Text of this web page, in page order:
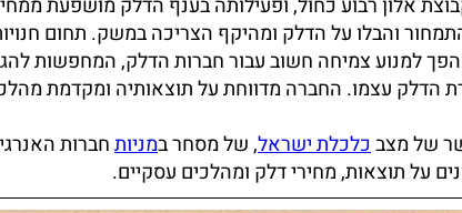
אלון רבוע כחול, ופעילותה בענף הדלק מושפעת
והבלו על הדלק ומהיקף הצריכה במשק. תחום
למנוע צמיחה חשוב עבור חברות הדלק, המחפשות
הדלק עצמו. החברה מדווחת על תוצאותיה ומקדמת
של מצבכלכלת ישראל, של מסחר במניותחברות
על תוצאות, מחירי דלק ומהלכים עסקיים.